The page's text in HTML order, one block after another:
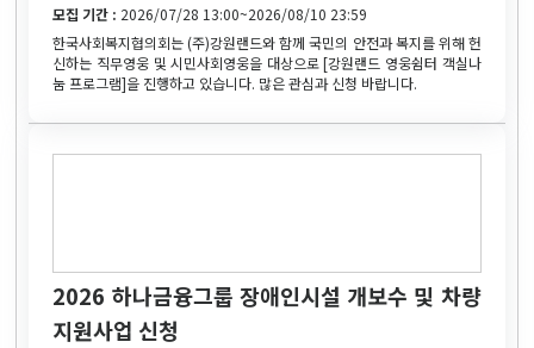
모집 기간 : 2026/07/28 13:00~2026/08/10 23:59
한국사회복지협의회는 (주)강원랜드와 함께 국민의 안전과 복지를 위해 헌
신하는 직무영웅 및 시민사회영웅을 대상으로 [강원랜드 영웅쉼터 객실나
눔 프로그램]을 진행하고 있습니다. 많은 관심과 신청 바랍니다.
2026 하나금융그룹 장애인시설 개보수 및 차량
지원사업 신청